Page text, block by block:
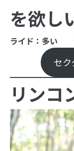
を欲し
ライド：多い
セ
リンコ